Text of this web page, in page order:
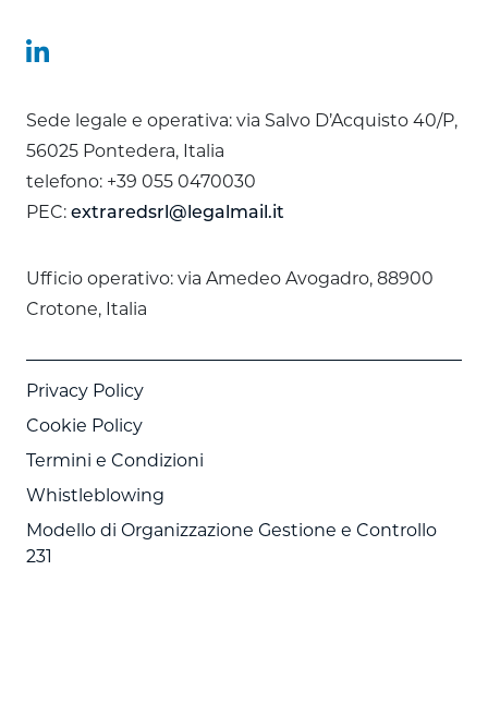
Sede legale e operativa: via Salvo D’Acquisto 40/P,
56025 Pontedera, Italia
telefono: +39 055 0470030
PEC: extraredsrl@legalmail.it
Ufficio operativo: via Amedeo Avogadro, 88900
Crotone, Italia
Privacy Policy
Cookie Policy
Termini e Condizioni
Whistleblowing
Modello di Organizzazione Gestione e Controllo
231